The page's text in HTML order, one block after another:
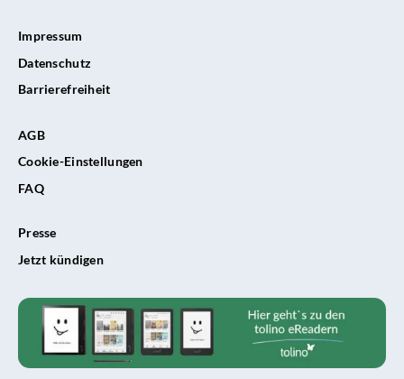
Impressum
Datenschutz
Barrierefreiheit
AGB
Cookie-Einstellungen
FAQ
Presse
Jetzt kündigen